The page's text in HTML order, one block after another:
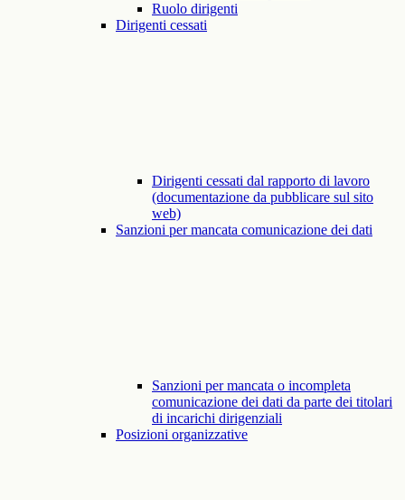
Ruolo dirigenti
Dirigenti cessati
Dirigenti cessati dal rapporto di lavoro
(documentazione da pubblicare sul sito
web)
Sanzioni per mancata comunicazione dei dati
Sanzioni per mancata o incompleta
comunicazione dei dati da parte dei titolari
di incarichi dirigenziali
Posizioni organizzative